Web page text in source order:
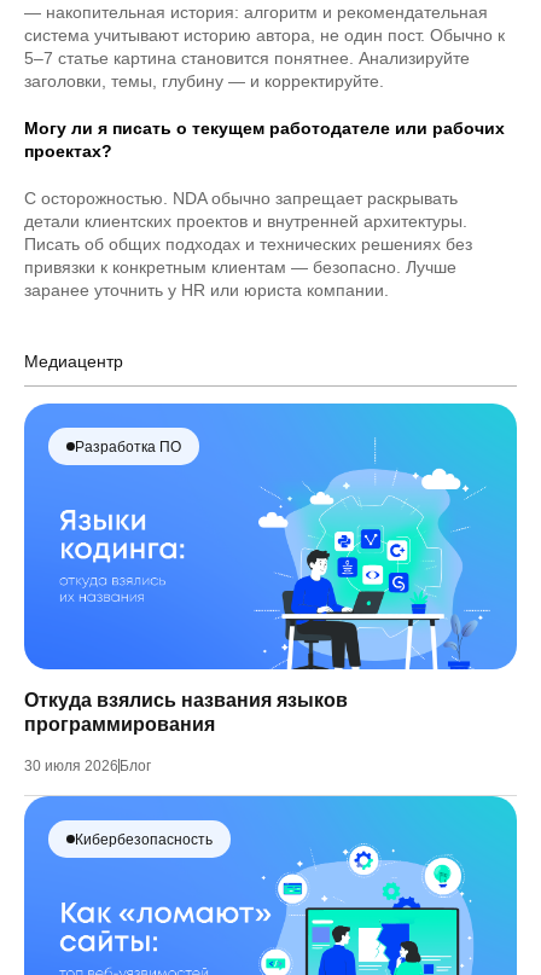
— накопительная история: алгоритм и рекомендательная
система учитывают историю автора, не один пост. Обычно к
5–7 статье картина становится понятнее. Анализируйте
заголовки, темы, глубину — и корректируйте.
Могу ли я писать о текущем работодателе или рабочих
проектах?
С осторожностью. NDA обычно запрещает раскрывать
детали клиентских проектов и внутренней архитектуры.
Писать об общих подходах и технических решениях без
привязки к конкретным клиентам — безопасно. Лучше
заранее уточнить у HR или юриста компании.
Медиацентр
Разработка ПО
Откуда взялись названия языков
программирования
30 июля 2026 Блог
Кибербезопасность